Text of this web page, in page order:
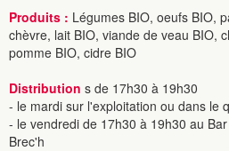
Produits : Légumes BIO, oeufs BIO,
chèvre, lait BIO, viande de veau BIO,
pomme BIO, cidre BIO
Distribution s de 17h30 à 19h30
- le mardi sur l'exploitation ou dans le
- le vendredi de 17h30 à 19h30 au
Brec'h